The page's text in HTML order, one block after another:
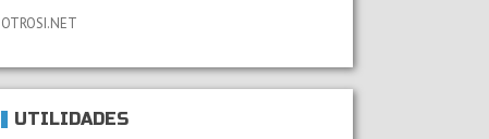
OTROSI.NET
UTILIDADES